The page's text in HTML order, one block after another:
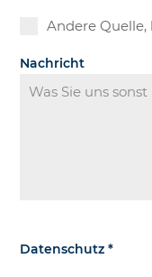
Andere
Nachricht
Datenschutz*